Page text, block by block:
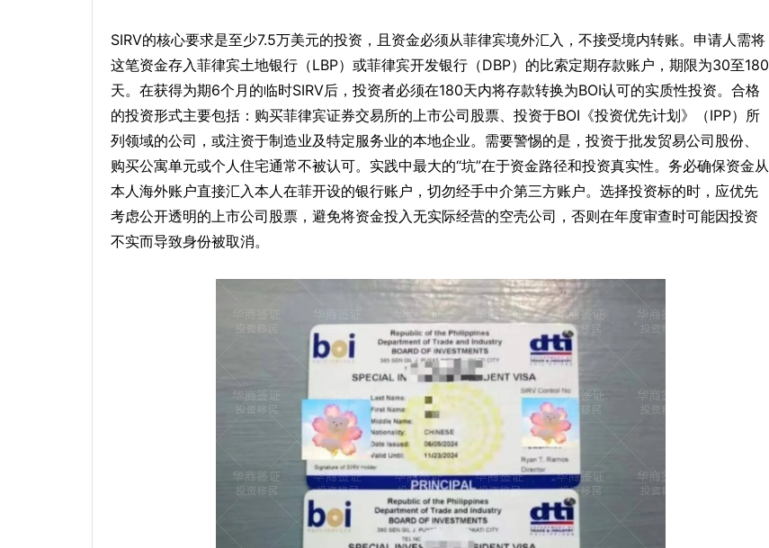
SIRV的核心要求是至少7.5万美元的投资，且资金必须从菲律宾境外汇入，不接受境内转账。申请人需将
这笔资金存入菲律宾土地银行（LBP）或菲律宾开发银行（DBP）的比索定期存款账户，期限为30至180
天。在获得为期6个月的临时SIRV后，投资者必须在180天内将存款转换为BOI认可的实质性投资。合格
的投资形式主要包括：购买菲律宾证券交易所的上市公司股票、投资于BOI《投资优先计划》（IPP）所
列领域的公司，或注资于制造业及特定服务业的本地企业。需要警惕的是，投资于批发贸易公司股份、
购买公寓单元或个人住宅通常不被认可。实践中最大的“坑”在于资金路径和投资真实性。务必确保资金从
本人海外账户直接汇入本人在菲开设的银行账户，切勿经手中介第三方账户。选择投资标的时，应优先
考虑公开透明的上市公司股票，避免将资金投入无实际经营的空壳公司，否则在年度审查时可能因投资
不实而导致身份被取消。